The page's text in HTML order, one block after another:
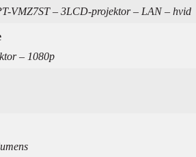
VMZ7ST – 3LCD-projektor – LAN – hvid
– 1080p